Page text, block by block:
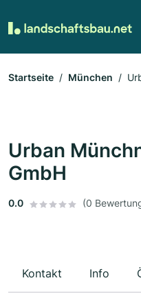
Startseite München
Urban
GmbH
0.0 (0
Kontakt Info